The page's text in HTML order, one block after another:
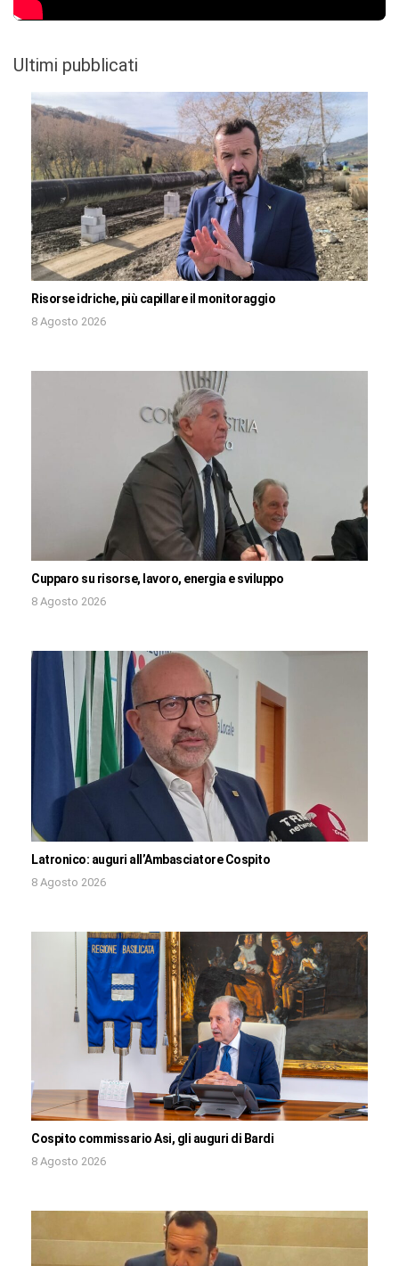
Ultimi pubblicati
Risorse idriche, più capillare il monitoraggio
8 Agosto 2026
Cupparo su risorse, lavoro, energia e sviluppo
8 Agosto 2026
Latronico: auguri all’Ambasciatore Cospito
8 Agosto 2026
Cospito commissario Asi, gli auguri di Bardi
8 Agosto 2026